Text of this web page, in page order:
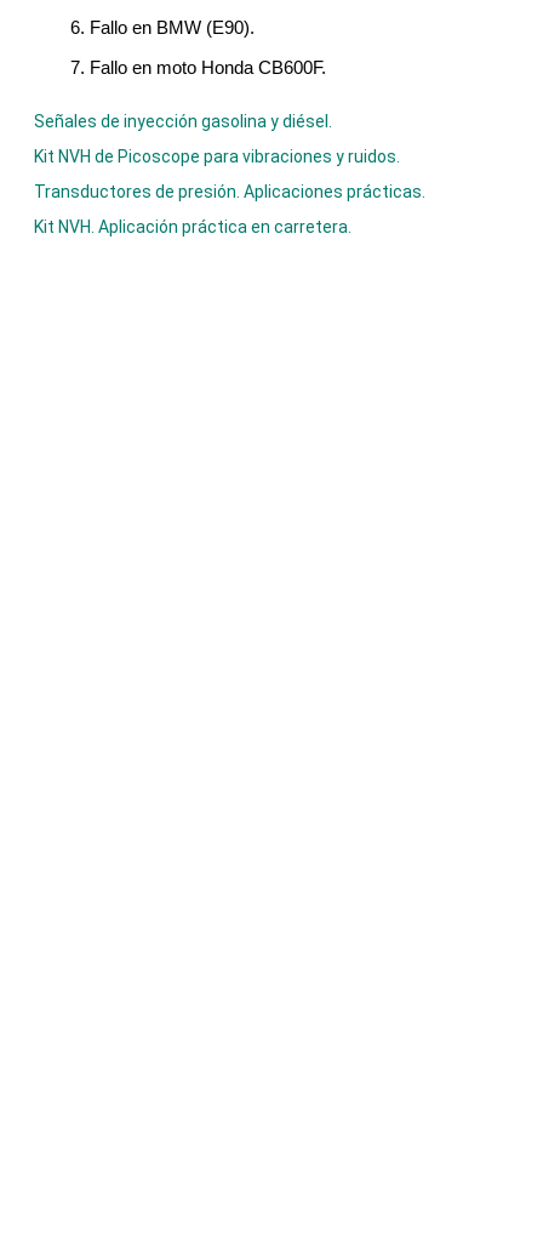
6. Fallo en BMW (E90).
7. Fallo en moto Honda CB600F.
Señales de inyección gasolina y diésel.
Kit NVH de Picoscope para vibraciones y ruidos.
Transductores de presión. Aplicaciones prácticas.
Kit NVH. Aplicación práctica en carretera.